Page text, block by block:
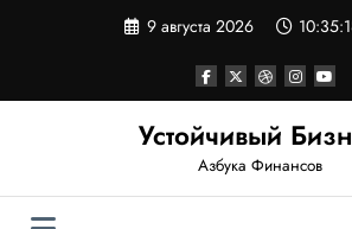
9 августа 2026
Устойчивый
Азбука Финансов